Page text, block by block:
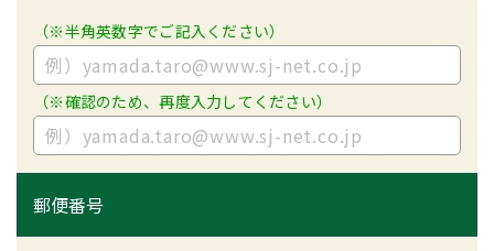
（※半角英数字でご記入ください）
（※確認のため、再度入力してください）
郵便番号